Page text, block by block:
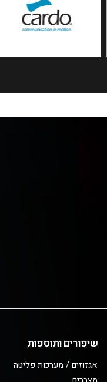
שיפורים ותוספות
אגזוזים / מערכות פליטה